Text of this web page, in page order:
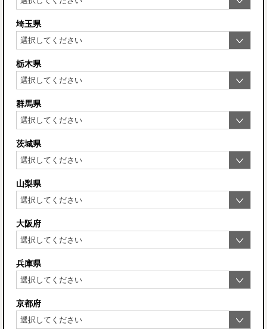
埼玉県
栃木県
群馬県
茨城県
山梨県
大阪府
兵庫県
京都府